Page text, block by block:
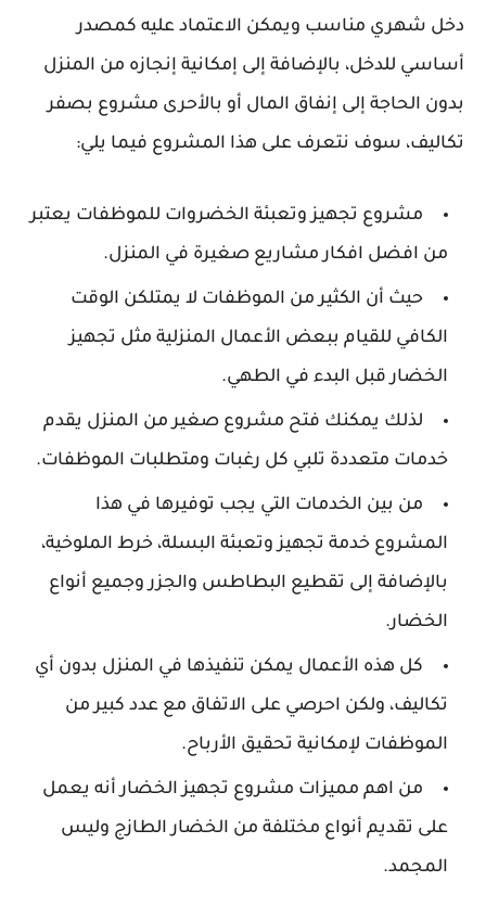
دخل شهري مناسب ويمكن الاعتماد عليه كمصدر
أساسي للدخل، بالإضافة إلى إمكانية إنجازه من المنزل
بدون الحاجة إلى إنفاق المال أو بالأحرى مشروع بصفر
تكاليف، سوف نتعرف على هذا المشروع فيما يلي:
مشروع تجهيز وتعبئة الخضروات للموظفات يعتبر
من افضل افكار مشاريع صغيرة في المنزل.
حيث أن الكثير من الموظفات لا يمتلكن الوقت
الكافي للقيام ببعض الأعمال المنزلية مثل تجهيز
الخضار قبل البدء في الطهي.
لذلك يمكنك فتح مشروع صغير من المنزل يقدم
خدمات متعددة تلبي كل رغبات ومتطلبات الموظفات.
من بين الخدمات التي يجب توفيرها في هذا
المشروع خدمة تجهيز وتعبئة البسلة، خرط الملوخية،
بالإضافة إلى تقطيع البطاطس والجزر وجميع أنواع
الخضار.
كل هذه الأعمال يمكن تنفيذها في المنزل بدون أي
تكاليف، ولكن احرصي على الاتفاق مع عدد كبير من
الموظفات لإمكانية تحقيق الأرباح.
من اهم مميزات مشروع تجهيز الخضار أنه يعمل
على تقديم أنواع مختلفة من الخضار الطازج وليس
المجمد.